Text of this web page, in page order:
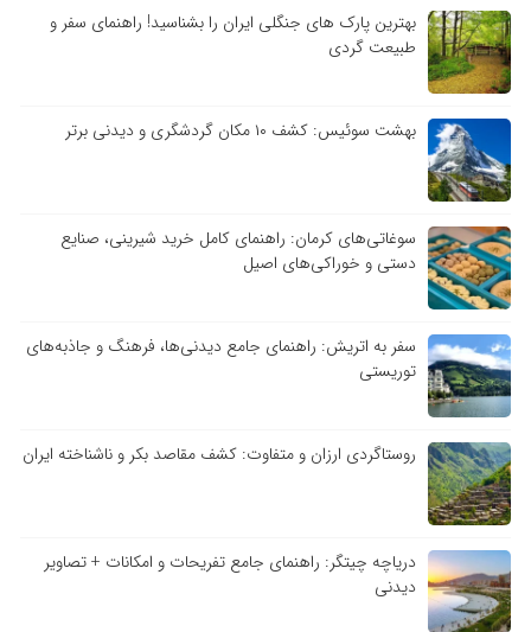
بهترین پارک های جنگلی ایران را بشناسید! راهنمای سفر و
طبیعت گردی
بهشت سوئیس: کشف ۱۰ مکان گردشگری و دیدنی برتر
سوغاتی‌های کرمان: راهنمای کامل خرید شیرینی، صنایع
دستی و خوراکی‌های اصیل
سفر به اتریش: راهنمای جامع دیدنی‌ها، فرهنگ و جاذبه‌های
توریستی
روستاگردی ارزان و متفاوت: کشف مقاصد بکر و ناشناخته ایران
دریاچه چیتگر: راهنمای جامع تفریحات و امکانات + تصاویر
دیدنی